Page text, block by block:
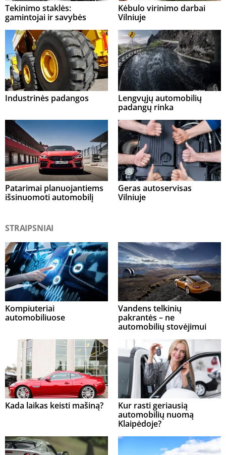
Tekinimo staklės:
gamintojai ir savybės
Kėbulo virinimo darbai
Vilniuje
Industrinės padangos
Lengvųjų automobilių
padangų rinka
Patarimai planuojantiems
išsinuomoti automobilį
Geras autoservisas
Vilniuje
STRAIPSNIAI
Kompiuteriai
automobiliuose
Vandens telkinių
pakrantės – ne
automobilių stovėjimui
Kada laikas keisti mašiną?
Kur rasti geriausią
automobilių nuomą
Klaipėdoje?